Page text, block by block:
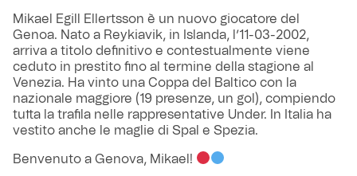
Mikael Egill Ellertsson è un nuovo giocatore del
Genoa. Nato a Reykiavik, in Islanda, l’11-03-2002,
arriva a titolo definitivo e contestualmente viene
ceduto in prestito fino al termine della stagione al
Venezia. Ha vinto una Coppa del Baltico con la
nazionale maggiore (19 presenze, un gol), compiendo
tutta la trafila nelle rappresentative Under. In Italia ha
vestito anche le maglie di Spal e Spezia.
Benvenuto a Genova, Mikael!